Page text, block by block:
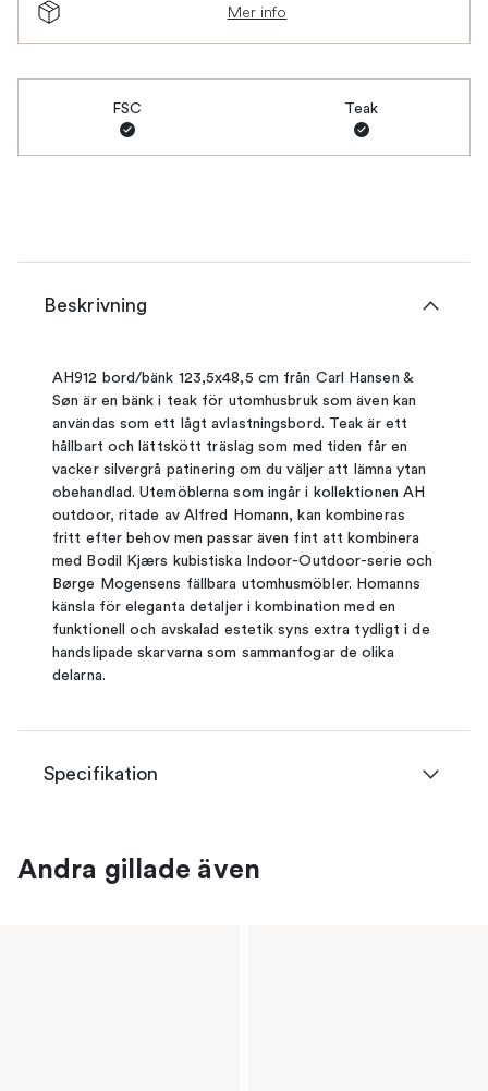
Mer info
FSC Teak
Beskrivning
AH912 bord/bänk 123,5x48,5 cm från Carl Hansen &
Søn är en bänk i teak för utomhusbruk som även kan
användas som ett lågt avlastningsbord. Teak är ett
hållbart och lättskött träslag som med tiden får en
vacker silvergrå patinering om du väljer att lämna ytan
obehandlad. Utemöblerna som ingår i kollektionen AH
outdoor, ritade av Alfred Homann, kan kombineras
fritt efter behov men passar även fint att kombinera
med Bodil Kjærs kubistiska Indoor-Outdoor-serie och
Børge Mogensens fällbara utomhusmöbler. Homanns
känsla för eleganta detaljer i kombination med en
funktionell och avskalad estetik syns extra tydligt i de
handslipade skarvarna som sammanfogar de olika
delarna.
Specifikation
Andra gillade även